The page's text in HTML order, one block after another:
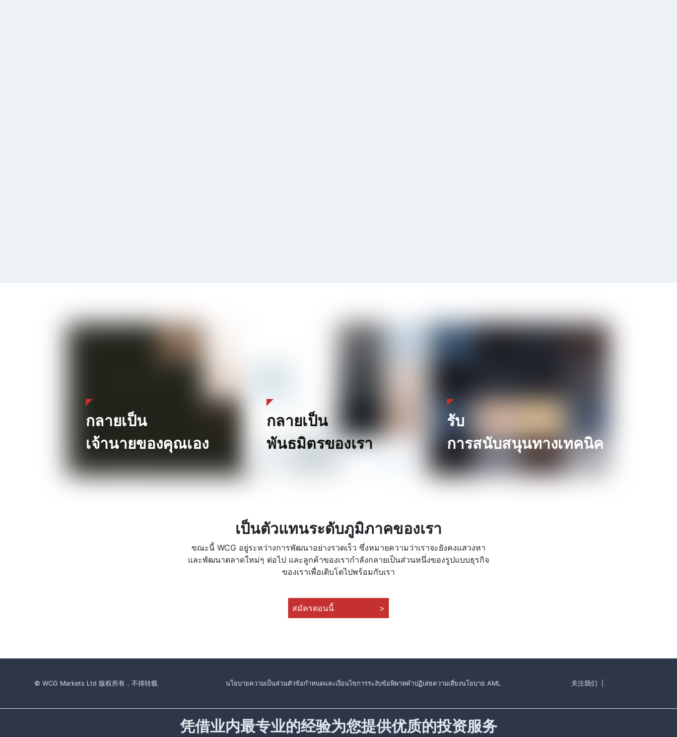
กลายเป็น
เจ้านายของคุณเอง
กลายเป็น
พันธมิตรของเรา
รับ
การสนับสนุนทางเทคนิค
เป็นตัวแทนระดับภูมิภาคของเรา
ขณะนี้ WCG อยู่ระหว่างการพัฒนาอย่างรวดเร็ว ซึ่งหมายความว่าเราจะยังคงแสวงหา
และพัฒนาตลาดใหม่ๆ ต่อไป และลูกค้าของเรากำลังกลายเป็นส่วนหนึ่งของรูปแบบธุรกิจ
ของเราเพื่อเติบโตไปพร้อมกับเรา
สมัครตอนนี้ >
© WCG Markets Ltd 版权所有，不得转载 นโยบายความเป็นส่วนตัวข้อกำหนดและเงื่อนไขการระงับข้อพิพาทคำปฏิเสธความเสี่ยงนโยบาย AML 关注我们
凭借业内最专业的经验为您提供优质的投资服务